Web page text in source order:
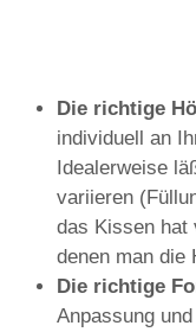
Die richtige
individuell an
Idealerweise
variieren
das Kissen hat
denen man die
Die richtige
Anpassung